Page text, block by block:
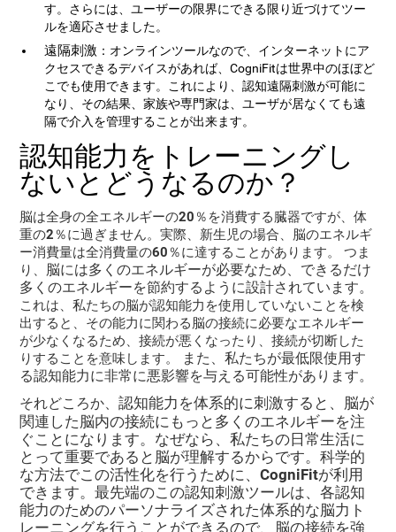
す。さらには、ユーザーの限界にできる限り近づけてツー
ルを適応させました。
遠隔刺激 ：オンラインツールなので、インターネットにア
クセスできるデバイスがあれば、CogniFitは世界中のほぼど
こでも使用できます。これにより、認知遠隔刺激が可能に
なり、その結果、家族や専門家は、ユーザが居なくても遠
隔で介入を管理することが出来ます。
認知能力をトレーニングし
ないとどうなるのか？
脳は全身の全エネルギーの20％を消費する臓器ですが、体
重の2％に過ぎません。実際、新生児の場合、脳のエネルギ
ー消費量は全消費量の60％に達することがあります。 つま
り、 脳には多くのエネルギーが必要なため、できるだけ
多くのエネルギーを節約するように設計されています。
これは、私たちの脳が認知能力を使用していないことを検
出すると、その能力に関わる脳の接続に必要なエネルギー
が少なくなるため、接続が悪くなったり、接続が切断した
りすることを意味します。
また、私たちが最低限使用す
る認知能力に非常に悪影響を与える可能性があります。
それどころか、認知能力を体系的に刺激すると、脳が
関連した脳内の接続にもっと多くのエネルギーを注
ぐことになります。なぜなら、私たちの日常生活に
とって重要であると脳が理解するからです。科学的
な方法でこの活性化を行うために、CogniFitが利用
できます。最先端のこの認知刺激ツールは、各認知
能力のためのパーソナライズされた体系的な脳力ト
レーニングを行うことができるので、脳の接続を強